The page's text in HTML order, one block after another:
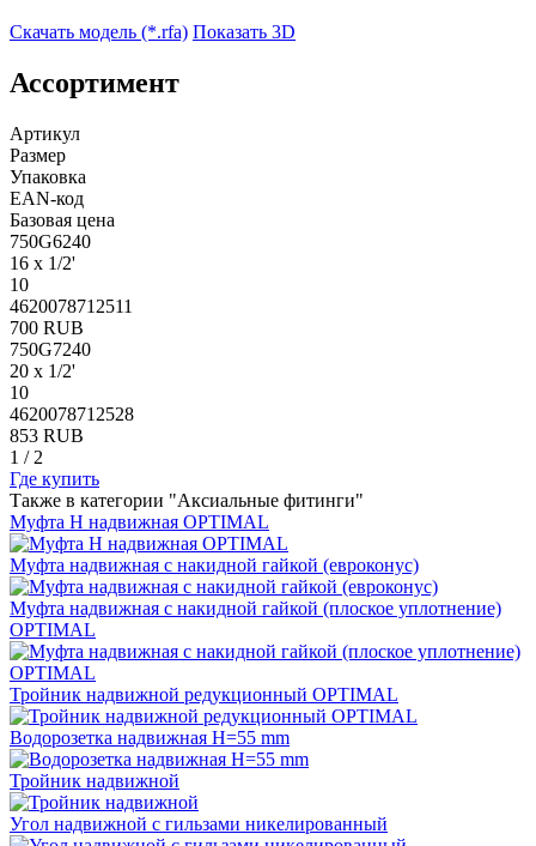
Скачать модель (*.rfa) Показать 3D
Ассортимент
Артикул
Размер
Упаковка
EAN-код
Базовая цена
750G6240
16 x 1/2'
10
4620078712511
700 RUB
750G7240
20 x 1/2'
10
4620078712528
853 RUB
1 / 2
Где купить
Также в категории "Аксиальные фитинги"
Муфта Н надвижная OPTIMAL
Муфта надвижная с накидной гайкой (евроконус)
Муфта надвижная с накидной гайкой (плоское уплотнение)
OPTIMAL
Тройник надвижной редукционный OPTIMAL
Водорозетка надвижная H=55 mm
Тройник надвижной
Угол надвижной с гильзами никелированный